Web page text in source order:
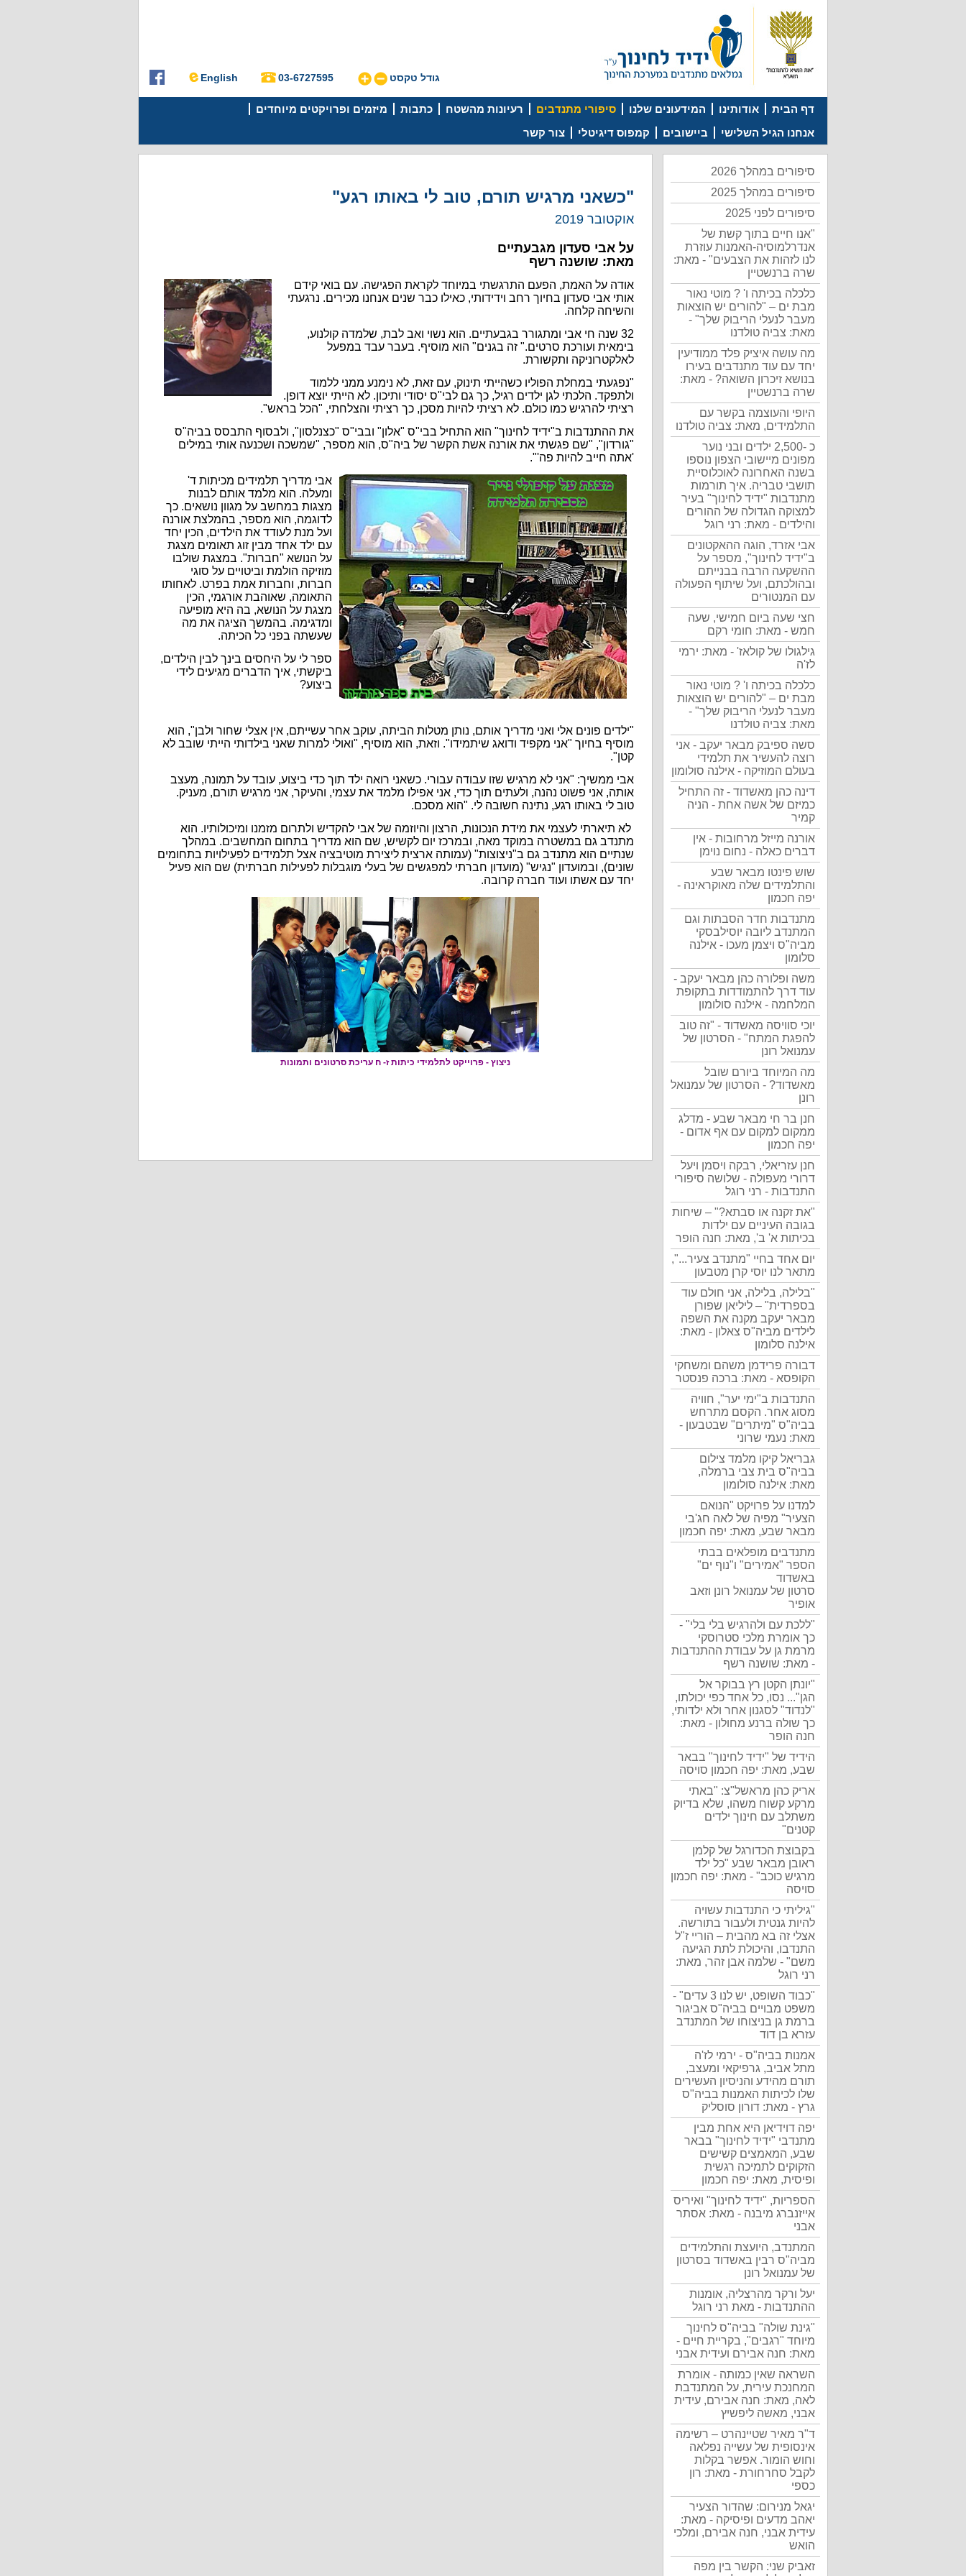
English 03-6727595 גודל טקסט
דף הבית אודותינו המידעונים שלנו סיפורי מתנדבים רעיונות מהשטח כתבות
מיזמים ופרויקטים מיוחדים
אנחנו הגיל השלישי
ביישובים קמפוס דיגיטלי צור קשר
סיפורים במהלך 2026
סיפורים במהלך 2025
סיפורים לפני 2025
"אנו חיים בתוך קשת של
אנדרלמוסיה-האמנות עוזרת
לנו לזהות את הצבעים" - מאת:
שרה ברנשטיין
כלכלה בכיתה ו' ? מוטי נאור
מבת ים – "להורים יש הוצאות
מעבר לנעלי הריבוק שלך" -
מאת: צביה טולדנו
מה עושה איציק פלד ממודיעין
יחד עם עוד מתנדבים בעירו
בנושא זיכרון השואה? - מאת:
שרה ברנשטיין
היופי והעוצמה בקשר עם
התלמידים, מאת: צביה טולדנו
כ -2,500 ילדים ובני נוער
מפונים מיישובי הצפון נוספו
בשנה האחרונה לאוכלוסיית
תושבי טבריה. איך תורמות
מתנדבות "ידיד לחינוך" בעיר
למצוקה הגדולה של ההורים
והילדים - מאת: רני רוגל
אבי אזרד, הוגה ההאקטונים
ב"ידיד לחינוך", מספר על
ההשקעה הרבה בבנייתם
ובהולכתם, ועל שיתוף הפעולה
עם המנטורים
חצי שעה ביום חמישי, שעה
חמש - מאת: חומי רקם
גילגולו של קולאז' - מאת: ירמי
לז'ה
כלכלה בכיתה ו' ? מוטי נאור
מבת ים – "להורים יש הוצאות
מעבר לנעלי הריבוק שלך" -
מאת: צביה טולדנו
סשה ספיבק מבאר יעקב - אני
רוצה להעשיר את תלמידי
בעולם המוזיקה - אילנה סולומון
דינה כהן מאשדוד - זה התחיל
כמיזם של אשה אחת - הניה
קמיר
אורנה מייזל מרחובות - אין
דברים כאלה - נחום נוימן
שוש פינטו מבאר שבע
והתלמידים שלה מאוקראינה -
יפה חכמון
מתנדבות חדר הסבתות וגם
המתנדב ליובה יוסילבסקי
מביה"ס ויצמן מעכו - אילנה
סלומון
משה ופלורה כהן מבאר יעקב -
עוד דרך להתמודדות בתקופת
המלחמה - אילנה סולומון
יוכי סוויסה מאשדוד - "זה טוב
להפגת המתח" - הסרטון של
עמנואל רונן
מה המיוחד ביורם שובל
מאשדוד? - הסרטון של עמנואל
רונן
חנן בר חי מבאר שבע - מדלג
ממקום למקום עם אף אדום -
יפה חכמון
חנן עזריאלי, רבקה ויסמן ויעל
דרורי מעפולה - שלושה סיפורי
התנדבות - רני רוגל
"את זקנה או סבתא?" – שיחות
בגובה העיניים עם ילדות
בכיתות א' ב', מאת: חנה הופר
יום אחד בחיי "מתנדב צעיר...",
מתאר לנו יוסי קרן מטבעון
"בלילה, בלילה, אני חולם עוד
בספרדית" – ליליאן שפורן
מבאר יעקב מקנה את השפה
לילדים מביה"ס צאלון - מאת:
אילנה סלומון
דבורה פרידמן משהם ומשחקי
הקופסא - מאת: ברכה פנסטר
התנדבות ב"ימי יער", חוויה
מסוג אחר. הקסם מתרחש
בביה"ס "מיתרים" שבטבעון -
מאת: נעמי שרוני
גבריאל קיקו מלמד צילום
בביה"ס בית צבי ברמלה,
מאת: אילנה סולומון
למדנו על פרויקט "הנואם
הצעיר" מפיה של לאה חג'בי
מבאר שבע, מאת: יפה חכמון
מתנדבים מופלאים בבתי
הספר "אמירים" ו"נוף ים"
באשדוד
סרטון של עמנואל רונן וזאב
אופיר
"ללכת עם ולהרגיש בלי בלי" -
כך אומרת מלכי סטרוסקי
מרמת גן על עבודת ההתנדבות
- מאת: שושנה רשף
"יונתן הקטן רץ בבוקר אל
הגן"... נסו, כל אחד כפי יכולתו,
"לנדוד" לסגנון אחר ולא ילדותי,
כך שולה ברנע מחולון - מאת:
חנה הופר
הידיד של "ידיד לחינוך" בבאר
שבע, מאת: יפה חכמון סויסה
אריק כהן מראשל"צ: "באתי
מרקע קשוח משהו, שלא בדיוק
משתלב עם חינוך ילדים
קטנים"
בקבוצת הכדורגל של קלמן
ראובן מבאר שבע "כל ילד
מרגיש כוכב" - מאת: יפה חכמון
סויסה
"גיליתי כי התנדבות עשויה
להיות גנטית ולעבור בתורשה.
אצלי זה בא מהבית – הוריי ז"ל
התנדבו, והיכולת לתת הגיעה
משם" - שלמה אבן זהר, מאת:
רני רוגל
"כבוד השופט, יש לנו 3 עדים" -
משפט מבויים בביה"ס אביגור
ברמת גן בניצוחו של המתנדב
עזרא בן דוד
אמנות בביה"ס - ירמי לז'ה
מתל אביב, גרפיקאי ומעצב,
תורם מהידע והניסיון העשירים
שלו לכיתות האמנות בביה"ס
גרץ - מאת: דורון סוסליק
יפה דוידיאן היא אחת מבין
מתנדבי "ידיד לחינוך" בבאר
שבע, המאמצים קשישים
הזקוקים לתמיכה רגשית
ופיסית, מאת: יפה חכמון
הספריות, "ידיד לחינוך" ואיריס
אייזנברג מיבנה - מאת: אסתר
אבני
המתנדב, היועצת והתלמידים
מביה"ס רבין באשדוד בסרטון
של עמנואל רונן
יעל ורקר מהרצליה, אומנות
ההתנדבות - מאת רני רוגל
"גינת שולה" בביה"ס לחינוך
מיוחד "רגבים", בקריית חיים -
מאת: חנה אבירם ועידית אבני
השראה שאין כמותה - אומרת
המחנכת עירית, על המתנדבת
לאה, מאת: חנה אבירם, עידית
אבני, מאשה ליפשיץ
ד"ר מאיר שטיינהרט – רשימה
אינסופית של עשייה נפלאה
וחוש הומור. אפשר בקלות
לקבל סחרחורת - מאת: רון
כספי
יגאל מנירום: שהדור הצעיר
יאהב מדעים ופיסיקה - מאת:
עידית אבני, חנה אבירם, ומלכי
הואש
זאביק שני: הקשר בין מפה
"כשאני מרגיש תורם, טוב לי באותו רגע"
אוקטובר 2019
על אבי סעדון מגבעתיים
מאת: שושנה רשף
אודה על האמת, הפעם התרגשתי במיוחד לקראת הפגישה. עם בואי קידם
אותי אבי סעדון בחיוך רחב וידידותי, כאילו כבר שנים אנחנו מכירים. נרגעתי
והשיחה קלחה.
32 שנה חי אבי ומתגורר בגבעתיים. הוא נשוי ואב לבת, שלמדה קולנוע,
בימאית ועורכת סרטים." זה בגנים" הוא מוסיף. בעבר עבד במפעל
לאלקטרוניקה ותקשורת.
"נפגעתי במחלת הפוליו כשהייתי תינוק, עם זאת, לא נימנע ממני ללמוד
ולתפקד. הלכתי לגן ילדים רגיל, כך גם לבי"ס יסודי ותיכון. לא הייתי יוצא דופן.
רציתי להרגיש כמו כולם. לא רציתי להיות מסכן, כך רציתי והצלחתי, "הכל בראש".
את ההתנדבות ב"ידיד לחינוך" הוא התחיל בבי"ס "אלון" ובבי"ס "כצנלסון", ולבסוף התבסס בביה"ס
"גורדון", "שם פגשתי את אורנה אשת הקשר של ביה"ס, הוא מספר, "שמשכה ושכנעה אותי במילים
'אתה חייב להיות פה'".
אבי מדריך תלמידים מכיתות ד'
ומעלה. הוא מלמד אותם לבנות
מצגות במחשב על מגוון נושאים. כך
לדוגמה, הוא מספר, בהמלצת אורנה
ועל מנת לעודד את הילדים, הכין יחד
עם ילד אחד מבין זוג תאומים מצגת
על הנושא "חברות". במצגת שולבו
מוזיקה הולמת וביטויים על סוגי
חברות, וחברות אמת בפרט. לאחותו
התאומה, שאוהבת אורגמי, הכין
מצגת על הנושא, בה היא מופיעה
ומדגימה. בהמשך הציגה את מה
שעשתה בפני כל הכיתה.
ספר לי על היחסים בינך לבין הילדים,
ביקשתי, איך הדברים מגיעים לידי
ביצוע?
"ילדים פונים אלי ואני מדריך אותם, נותן מטלות הביתה, עוקב אחר עשייתם, אין אצלי שחור ולבן", הוא
מוסיף בחיוך "אני מקפיד ודואג שיתמידו". וזאת, הוא מוסיף, "ואולי למרות שאני בילדותי הייתי שובב לא
קטן".
אבי ממשיך: "אני לא מרגיש שזו עבודה עבורי. כשאני רואה ילד תוך כדי ביצוע, עובד על תמונה, מעצב
אותה, אני פשוט נהנה, ולעתים תוך כדי, אני אפילו מלמד את עצמי, והעיקר, אני מרגיש תורם, מעניק.
טוב לי באותו רגע, נתינה חשובה לי. "הוא מסכם.
לא תיארתי לעצמי את מידת הנכונות, הרצון והיוזמה של אבי להקדיש ולתרום מזמנו ומיכולותיו. הוא
מתנדב גם במשטרה במוקד מאה, ובמרכז יום לקשיש, שם הוא מדריך בתחום המחשבים. במהלך
שנתיים הוא מתנדב גם ב"ניצוצות" (עמותה ארצית ליצירת מוטיבציה אצל תלמידים לפעילויות בתחומים
שונים), ובמועדון "נגיש" (מועדון חברתי למפגשים של בעלי מוגבלות לפעילות חברתית) שם הוא פעיל
יחד עם אשתו ועוד חברה קרובה.
ניצוץ - פרוייקט לתלמידי כיתות ז- ח עריכת סרטונים ותמונות